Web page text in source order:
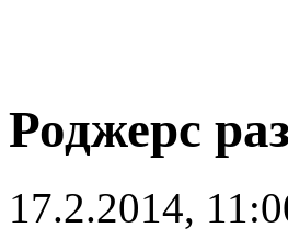
Роджерс
17.2.2014,